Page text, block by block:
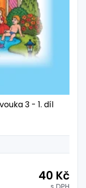
3 - 1. díl
40 Kč